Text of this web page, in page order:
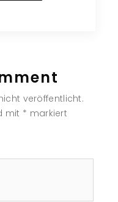
veröffentlicht.
mit * markiert